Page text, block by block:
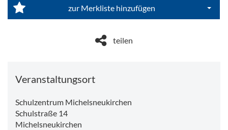
zur Merkliste hinzufügen
teilen
Veranstaltungsort
Schulzentrum Michelsneukirchen
Schulstraße 14
Michelsneukirchen